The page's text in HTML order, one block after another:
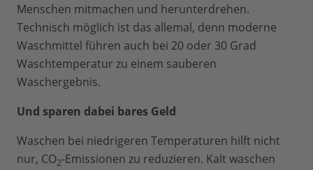
Menschen mitmachen und herunterdrehen.
Technisch möglich ist das allemal, denn moderne
Waschmittel führen auch bei 20 oder 30 Grad
Waschtemperatur zu einem sauberen
Waschergebnis.
Und sparen dabei bares Geld
Waschen bei niedrigeren Temperaturen hilft nicht
nur, CO2-Emissionen zu reduzieren. Kalt waschen